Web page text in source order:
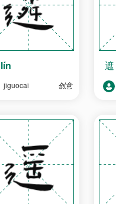
lín
jiguocai 创意
遮